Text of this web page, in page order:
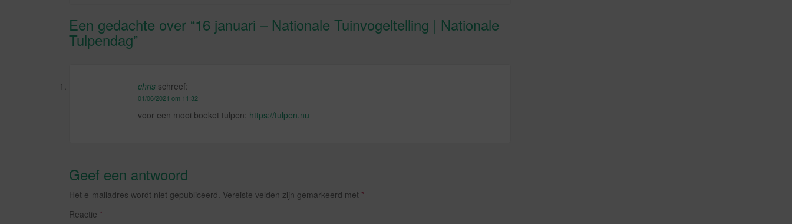
Een gedachte over “16 januari – Nationale Tuinvogeltelling | Nationale
Tulpendag”
chris schreef:
01/06/2021 om 11:32
voor een mooi boeket tulpen: https://tulpen.nu
Geef een antwoord
Het e-mailadres wordt niet gepubliceerd. Vereiste velden zijn gemarkeerd met *
Reactie *